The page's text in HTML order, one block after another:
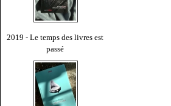
2019 - Le temps des livres est
passé